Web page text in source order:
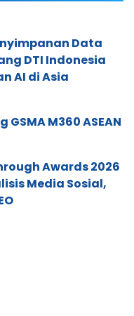
Data
DTI Indonesia
AI di Asia
M360 ASEAN
Awards 2026
Media Sosial,